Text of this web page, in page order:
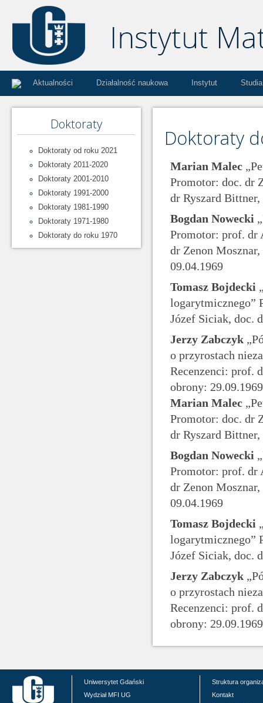
Aktualności Działalność naukowa Instytut Studia
Doktoraty
Doktoraty od roku 2021
Doktoraty 2011-2020
Doktoraty 2001-2010
Doktoraty 1991-2000
Doktoraty 1981-1990
Doktoraty 1971-1980
Doktoraty do roku 1970
Doktoraty
Marian Malec
Promotor: doc. dr
dr Ryszard
Bogdan Nowecki
Promotor: prof. dr
dr Zenon
09.04.1969
Tomasz Bojdecki
logarytmicznego”
Józef Siciak, doc.
Jerzy Zabczyk
o przyrostach
Recenzenci: prof.
obrony: 29.09.1969
Marian Malec
Promotor: doc. dr
dr Ryszard
Bogdan Nowecki
Promotor: prof. dr
dr Zenon
09.04.1969
Tomasz Bojdecki
logarytmicznego”
Józef Siciak, doc.
Jerzy Zabczyk
o przyrostach
Recenzenci: prof.
obrony: 29.09.1969
Uniwersytet Gdański
Wydział MFI UG
Struktura
Kontakt